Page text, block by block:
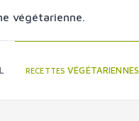
végétarienne.
RECETTESVÉGÉTARIENNES